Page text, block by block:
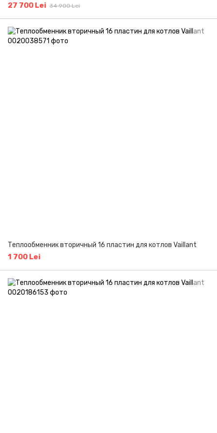
27 700 Lei 34 900 Lei
Теплообменник вторичный 16 пластин для котлов Vaillant
1 700 Lei